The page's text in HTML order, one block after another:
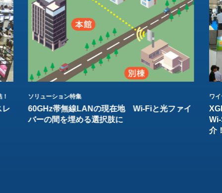
レ
ソリューション特集
60GHz帯無線LANの現在地 Wi-Fiと光ファイ
バーの間を埋める選択肢に
ワ
介